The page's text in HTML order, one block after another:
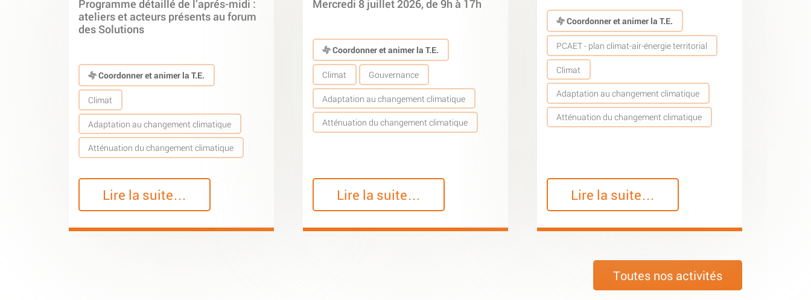
Programme détaillé de l’aprés-midi :
ateliers et acteurs présents au forum
des Solutions
Coordonner et animer la T.E.
Climat
Adaptation au changement climatique
Atténuation du changement climatique
Lire la suite…
Mercredi 8 juillet 2026, de 9h à 17h
Coordonner et animer la T.E.
Climat Gouvernance
Adaptation au changement climatique
Atténuation du changement climatique
Lire la suite…
Coordonner et animer la T.E.
PCAET - plan climat-air-énergie territorial
Climat
Adaptation au changement climatique
Atténuation du changement climatique
Lire la suite…
Toutes nos activités